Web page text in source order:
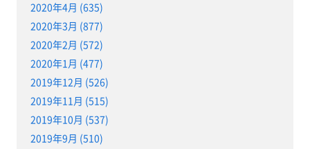
2020年4月 (635)
2020年3月 (877)
2020年2月 (572)
2020年1月 (477)
2019年12月 (526)
2019年11月 (515)
2019年10月 (537)
2019年9月 (510)